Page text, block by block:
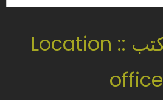
موقع المكتب :: Location
office